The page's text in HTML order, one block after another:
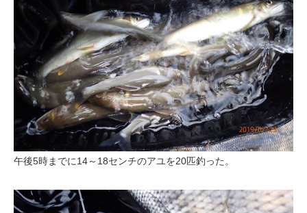
午後5時までに14～18センチのアユを20匹釣った。